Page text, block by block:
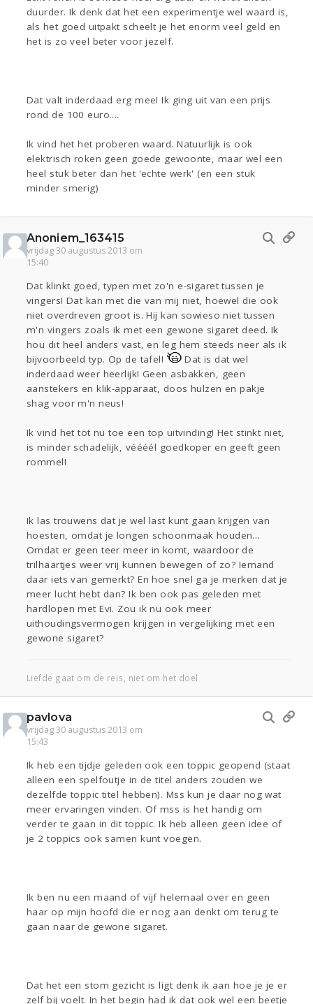
duurder. Ik denk dat het een experimentje wel waard is,
als het goed uitpakt scheelt je het enorm veel geld en
het is zo veel beter voor jezelf.
Dat valt inderdaad erg mee! Ik ging uit van een prijs
rond de 100 euro....
Ik vind het het proberen waard. Natuurlijk is ook
elektrisch roken geen goede gewoonte, maar wel een
heel stuk beter dan het 'echte werk' (en een stuk
minder smerig)
Anoniem_163415
vrijdag 30 augustus 2013 om
15:40
Dat klinkt goed, typen met zo'n e-sigaret tussen je
vingers! Dat kan met die van mij niet, hoewel die ook
niet overdreven groot is. Hij kan sowieso niet tussen
m'n vingers zoals ik met een gewone sigaret deed. Ik
hou dit heel anders vast, en leg hem steeds neer als ik
bijvoorbeeld typ. Op de tafel!
Dat is dat wel
inderdaad weer heerlijk! Geen asbakken, geen
aanstekers en klik-apparaat, doos hulzen en pakje
shag voor m'n neus!
Ik vind het tot nu toe een top uitvinding! Het stinkt niet,
is minder schadelijk, véééél goedkoper en geeft geen
rommel!
Ik las trouwens dat je wel last kunt gaan krijgen van
hoesten, omdat je longen schoonmaak houden...
Omdat er geen teer meer in komt, waardoor de
trilhaartjes weer vrij kunnen bewegen of zo? Iemand
daar iets van gemerkt? En hoe snel ga je merken dat je
meer lucht hebt dan? Ik ben ook pas geleden met
hardlopen met Evi. Zou ik nu ook meer
uithoudingsvermogen krijgen in vergelijking met een
gewone sigaret?
Liefde gaat om de reis, niet om het doel
pavlova
vrijdag 30 augustus 2013 om
15:43
Ik heb een tijdje geleden ook een toppic geopend (staat
alleen een spelfoutje in de titel anders zouden we
dezelfde toppic titel hebben). Mss kun je daar nog wat
meer ervaringen vinden. Of mss is het handig om
verder te gaan in dit toppic. Ik heb alleen geen idee of
je 2 toppics ook samen kunt voegen.
Ik ben nu een maand of vijf helemaal over en geen
haar op mijn hoofd die er nog aan denkt om terug te
gaan naar de gewone sigaret.
Dat het een stom gezicht is ligt denk ik aan hoe je je er
zelf bij voelt. In het begin had ik dat ook wel een beetje